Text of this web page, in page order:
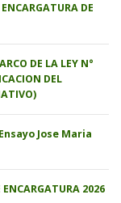
DE
DE LA LEY N°
DEL
Jose Maria
ENCARGATURA 2026